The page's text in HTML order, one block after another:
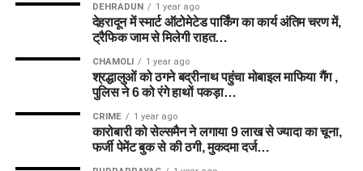
खिलाड़ी भूमिका
Donovan Ferreira
Ryan Rickelton
WK
Players to Avoid
DEHRADUN 1 year ago
देहरादून में स्मार्ट ऑटोमेटेड पार्किंग का कार्य अंतिम चरण में,
ट्रैफिक जाम से मिलेगी राहत…
CHAMOLI 1 year ago
श्रद्धालुओं को ठगने बद्रीनाथ पहुंचा मोबाइल माफिया गैंग ,
पुलिस ने 6 को रंगे हाथों पकड़ा…
CRIME 1 year ago
कारोबारी को सेल्समैन ने लगाया 9 लाख से ज्यादा का चूना,
फर्जी पेमेंट बुक से की ठगी, मुकदमा दर्ज…